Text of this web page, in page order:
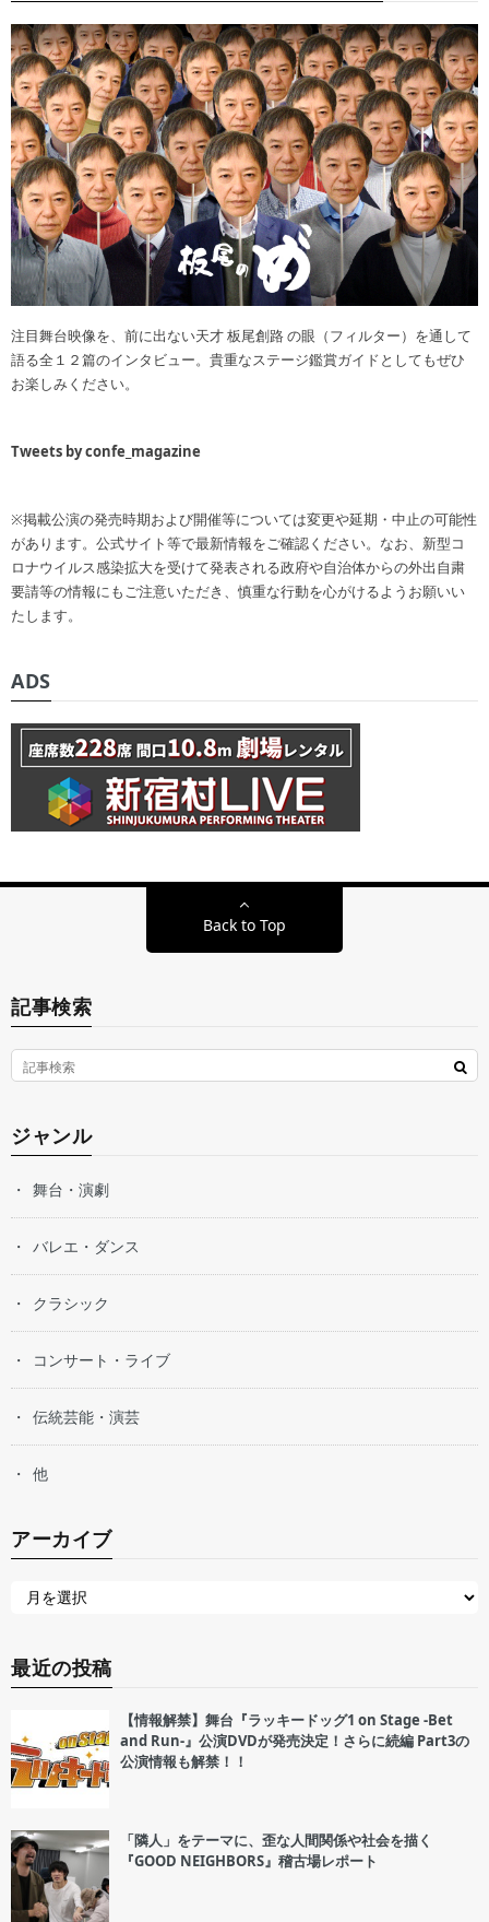
注目舞台映像を、前に出ない天才 板尾創路 の眼（フィルター）を通して
語る全１２篇のインタビュー。貴重なステージ鑑賞ガイドとしてもぜひ
お楽しみください。
Tweets by confe_magazine
※掲載公演の発売時期および開催等については変更や延期・中止の可能性
があります。公式サイト等で最新情報をご確認ください。なお、新型コ
ロナウイルス感染拡大を受けて発表される政府や自治体からの外出自粛
要請等の情報にもご注意いただき、慎重な行動を心がけるようお願いい
たします。
ADS
Back to Top
記事検索
ジャンル
舞台・演劇
バレエ・ダンス
クラシック
コンサート・ライブ
伝統芸能・演芸
他
アーカイブ
最近の投稿
【情報解禁】舞台『ラッキードッグ1 on Stage -Bet
and Run-』公演DVDが発売決定！さらに続編 Part3の
公演情報も解禁！！
「隣人」をテーマに、歪な人間関係や社会を描く
『GOOD NEIGHBORS』稽古場レポート